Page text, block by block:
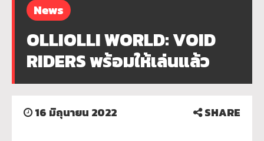
News
OLLIOLLI WORLD: VOID
RIDERS พร้อมให้เล่นแล้ว
16 มิถุนายน 2022 SHARE